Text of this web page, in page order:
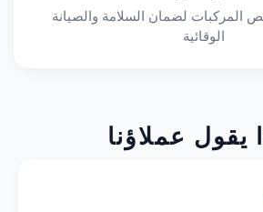
المركبات لضمان السلامة والصيانة
الوقائية
يقول عملاؤنا